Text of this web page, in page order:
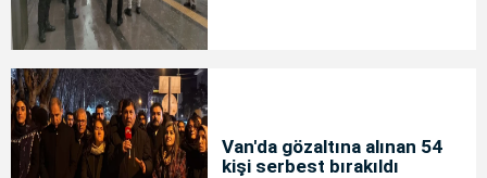
Van'da gözaltına alınan 54
kişi serbest bırakıldı